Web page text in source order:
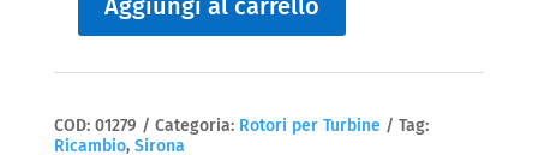
T1/T2
quantità
Aggiungi al carrello
COD: 01279 Categoria: Rotori per Turbine
Tag:
Ricambio, Sirona